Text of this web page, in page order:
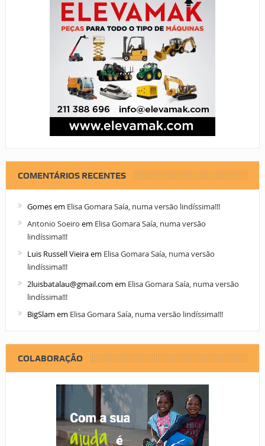
COMENTÁRIOS RECENTES
Gomesem Elisa Gomara Saía, numa versão lindíssima!!!
Antonio Soeiro em Elisa Gomara Saía, numa versão
lindíssima!!!
Luis Russell Vieiraem Elisa Gomara Saía, numa versão
lindíssima!!!
2luisbatalau@gmail.com em Elisa Gomara Saía, numa versão
lindíssima!!!
BigSlam em Elisa Gomara Saía, numa versão lindíssima!!!
COLABORAÇÃO